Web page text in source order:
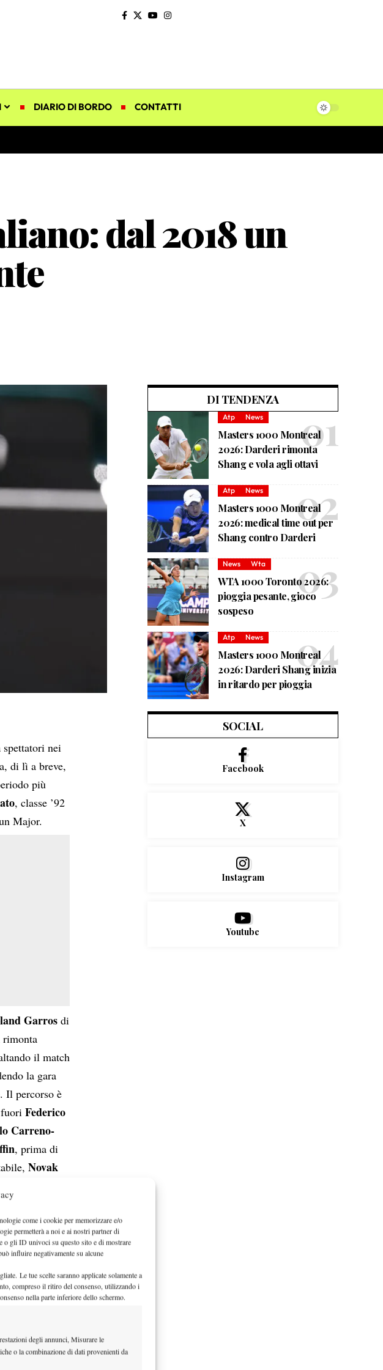
come i cookie per memorizzare e/o
permetterà a noi e ai nostri partner di
o gli ID univoci su questo sito e di mostrare
influire negativamente su alcune
Le tue scelte saranno applicate solamente a
compreso il ritiro del consenso, utilizzando i
nella parte inferiore dello schermo.
degli annunci, Misurare le
o la combinazione di dati provenienti da
DIARIO DI BORDO CONTATTI
dal 2018 un
spettatori nei
di lì a breve,
più
, classe ’92
Major.
Garros di
rimonta
il match
la gara
Il percorso è
fuoriFederico
Carreno-
, prima di
Novak
delle tre
serbo esi
solo poche
Thiem, al
alzato al
nei
DI TENDENZA
Atp News
Masters 1000 Montreal
2026: Darderi rimonta
Shang e vola agli ottavi
Atp News
Masters 1000 Montreal
2026: medical time out per
Shang contro Darderi
News Wta
WTA 1000 Toronto 2026:
pioggia pesante, gioco
sospeso
Atp News
Masters 1000 Montreal
2026: Darderi Shang inizia
in ritardo per pioggia
SOCIAL
Facebook
X
Instagram
Youtube